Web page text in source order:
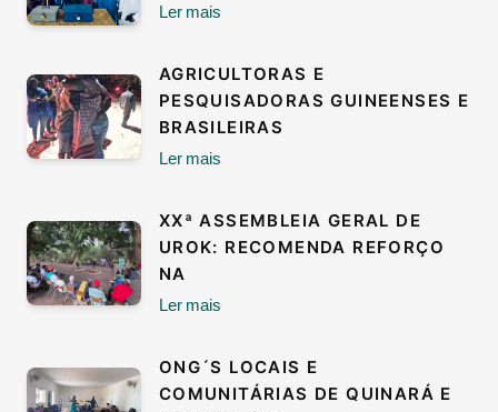
Ler mais
AGRICULTORAS E
PESQUISADORAS GUINEENSES E
BRASILEIRAS
Ler mais
XXª ASSEMBLEIA GERAL DE
UROK: RECOMENDA REFORÇO
NA
Ler mais
ONG´S LOCAIS E
COMUNITÁRIAS DE QUINARÁ E